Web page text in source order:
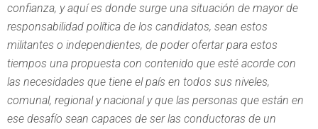
confianza, y aquí es donde surge una situación de mayor de
responsabilidad política de los candidatos, sean estos
militantes o independientes, de poder ofertar para estos
tiempos una propuesta con contenido que esté acorde con
las necesidades que tiene el país en todos sus niveles,
comunal, regional y nacional y que las personas que están en
ese desafío sean capaces de ser las conductoras de un